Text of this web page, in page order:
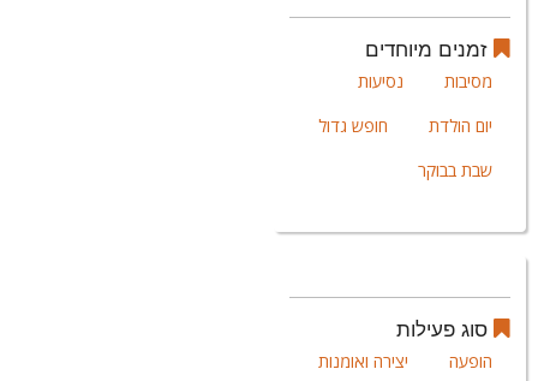
זמנים מיוחדים
מסיבות
נסיעות
יום הולדת
חופש גדול
שבת בבוקר
סוג פעילות
הופעה
יצירה ואומנות